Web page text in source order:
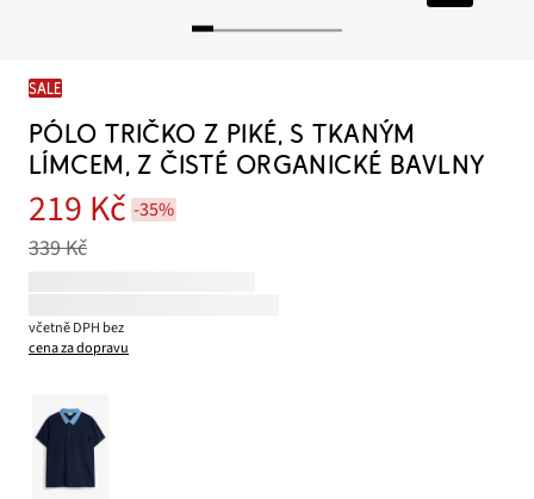
SALE
PÓLO TRIČKO Z PIKÉ, S TKANÝM
LÍMCEM, Z ČISTÉ ORGANICKÉ BAVLNY
219 Kč -35%
339 Kč
včetně DPH bez
cena za dopravu